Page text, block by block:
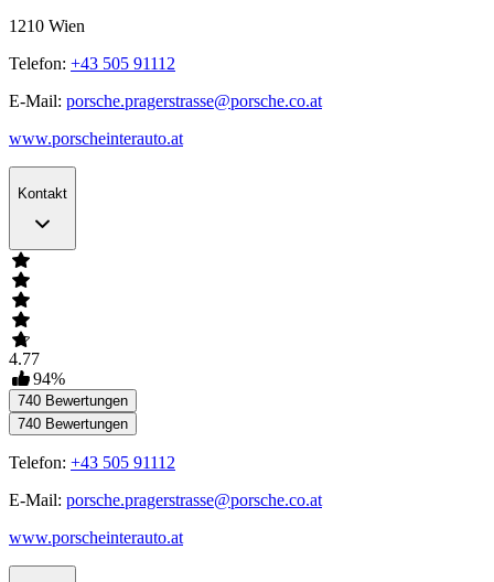
1210 Wien
Telefon: +43 505 91112
E-Mail: porsche.pragerstrasse@porsche.co.at
www.porscheinterauto.at
Kontakt
4.77
94%
740 Bewertungen
740 Bewertungen
Telefon: +43 505 91112
E-Mail: porsche.pragerstrasse@porsche.co.at
www.porscheinterauto.at